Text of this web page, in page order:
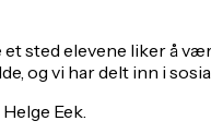
sted elevene liker å
og vi har delt inn i
Eek.